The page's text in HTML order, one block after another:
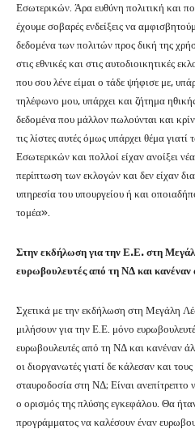
Εσωτερικών. Άρα ευθύνη πολιτική και
έχουμε σοβαρές ενδείξεις να
δεδομένα των πολιτών προς δική της
στις εθνικές και στις αυτοδιοικητικές
που σου λένε είμαι ο τάδε ψήφισε με,
τηλέφωνο μου, υπάρχει και ζήτημα
δεδομένα που μάλλον πωλούνται και
τις λίστες αυτές όμως υπάρχει θέμα
Εσωτερικών και πολλοί είχαν ανοίξει
περίπτωση των εκλογών και δεν είχαν
υπηρεσία του υπουργείου ή και
τομέα».
Στην εκδήλωση για την Ε.Ε. στη
ευρωβουλευτές από τη ΝΔ και κανέναν
Σχετικά με την εκδήλωση στη Μεγάλη
μιλήσουν για την Ε.Ε. μόνο
ευρωβουλευτές από τη ΝΔ και κανέναν
οι διοργανωτές γιατί δε κάλεσαν και
σταυροδοσία στη ΝΔ; Είναι ανεπίτρεπτο
ο ορισμός της πλύσης εγκεφάλου. Θα
προγράμματος να καλέσουν έναν